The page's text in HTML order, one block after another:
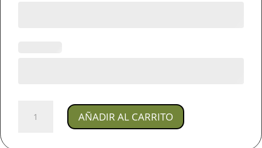
Piercing
AÑADIR AL CARRITO